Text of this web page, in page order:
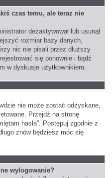
czas temu, ale teraz nie
dezaktywował lub usunął
rozmiar bazy danych,
nic nie pisali przez dłuższy
się ponownie i bądź
w dyskusje użytkownikiem.
nie może zostać odzyskane,
Przejdź na stronę
hasła”. Postępuj zgodnie z
znów będziesz móc się
wylogowanie?